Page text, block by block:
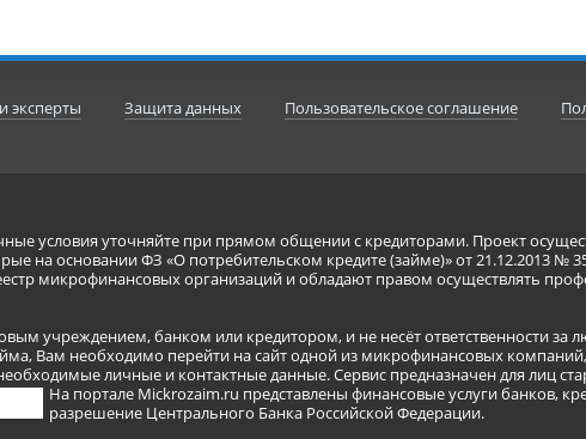
эксперты Защита данных Пользовательское соглашение
условия уточняйте при прямом общении с кредиторами. Проект
на основании ФЗ «О потребительском кредите (займе)» от 21.12.2013 №
микрофинансовых организаций и обладают правом осуществлять
учреждением, банком или кредитором, и не несёт ответственности
Вам необходимо перейти на сайт одной из микрофинансовых
личные и контактные данные. Сервис предназначен для лиц
На портале Mickrozaim.ru представлены финансовые услуги банков,
разрешение Центрального Банка Российской Федерации.